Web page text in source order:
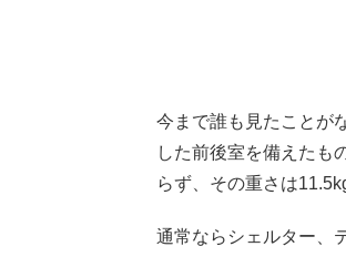
今まで誰も見たことが
した前後室を備えたも
らず、その重さは
通常ならシェルター、